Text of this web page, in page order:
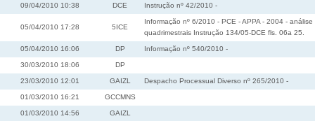
09/04/2010 10:38 DCE Instrução nº 42/2010 -
05/04/2010 17:28 5ICE
Informação nº 6/2010 - PCE - APPA - 2004 -
quadrimestrais Instrução 134/05-DCE fls. 06a 25.
05/04/2010 16:06 DP Informação nº 540/2010 -
30/03/2010 18:06 DP
23/03/2010 12:01 GAIZL Despacho Processual Diverso nº 265/2010 -
01/03/2010 16:21 GCCMNS
01/03/2010 14:56 GAIZL